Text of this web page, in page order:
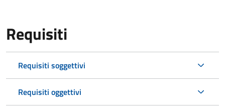
Requisiti
Requisiti soggettivi
Requisiti oggettivi